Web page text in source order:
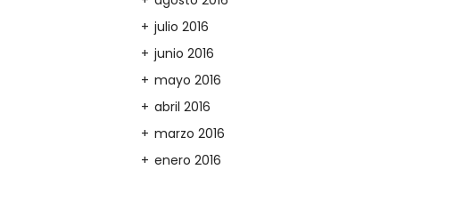
julio 2016
junio 2016
mayo 2016
abril 2016
marzo 2016
enero 2016